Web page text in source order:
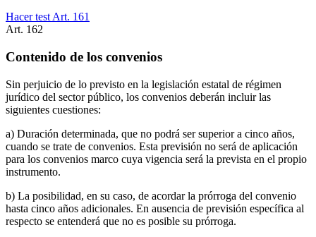
Hacer test Art. 161
Art. 162
Contenido de los convenios
Sin perjuicio de lo previsto en la legislación estatal de régimen
jurídico del sector público, los convenios deberán incluir las
siguientes cuestiones:
a) Duración determinada, que no podrá ser superior a cinco años,
cuando se trate de convenios. Esta previsión no será de aplicación
para los convenios marco cuya vigencia será la prevista en el propio
instrumento.
b) La posibilidad, en su caso, de acordar la prórroga del convenio
hasta cinco años adicionales. En ausencia de previsión específica al
respecto se entenderá que no es posible su prórroga.